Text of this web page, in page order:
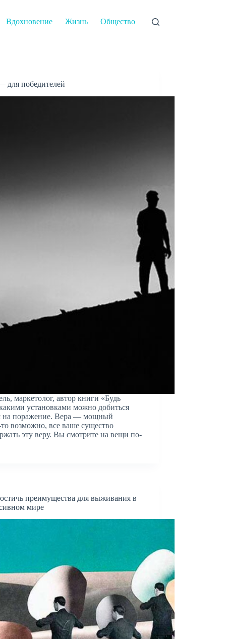
Вдохновение Жизнь Общество
для победителей
маркетолог, автор книги «Будь
установками можно добиться
на поражение. Вера — мощный
возможно, все ваше существо
эту веру. Вы смотрите на вещи по-
преимущества для выживания в
мире